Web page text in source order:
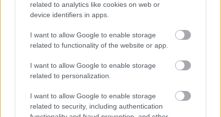
related to analytics like cookies on web or
device identifiers in apps.
I want to allow Google to enable storage
related to functionality of the website or app.
I want to allow Google to enable storage
related to personalization.
I want to allow Google to enable storage
related to security, including authentication
Πέμπτη, 13 Νοεμβρίου 2025, 16:20
RSV: Συνιστάται ο εμβολιασμός για άτομα με
αιματολογικές παθήσεις